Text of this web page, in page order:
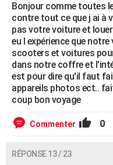
Bonjour comme toutes
contre tout ce que j ai à
pas votre voiture et
eu l expérience que
scooters et voitures
dans notre coffre et
est pour dire qu'il faut
appareils photos ect..
coup bon voyage
Commenter 0
RÉPONSE 13 / 23